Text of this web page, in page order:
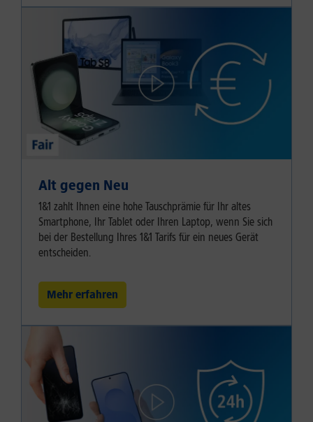
Alt gegen Neu
1&1 zahlt Ihnen eine hohe Tauschprämie für Ihr altes
Smartphone, Ihr Tablet oder Ihren Laptop, wenn Sie sich
bei der Bestellung Ihres 1&1 Tarifs für ein neues Gerät
entscheiden.
Mehr erfahren